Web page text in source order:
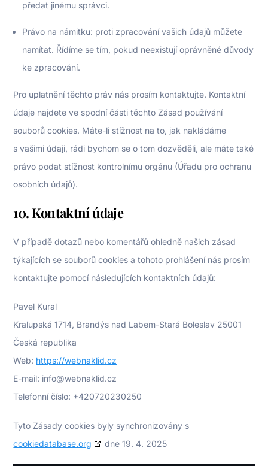
předat jinému správci.
Právo na námitku: proti zpracování vašich údajů můžete
namítat. Řídíme se tím, pokud neexistují oprávněné důvody
ke zpracování.
Pro uplatnění těchto práv nás prosím kontaktujte. Kontaktní
údaje najdete ve spodní části těchto Zásad používání
souborů cookies. Máte-li stížnost na to, jak nakládáme
s vašimi údaji, rádi bychom se o tom dozvěděli, ale máte také
právo podat stížnost kontrolnímu orgánu (Úřadu pro ochranu
osobních údajů).
10. Kontaktní údaje
V případě dotazů nebo komentářů ohledně našich zásad
týkajících se souborů cookies a tohoto prohlášení nás prosím
kontaktujte pomocí následujících kontaktních údajů:
Pavel Kural
Kralupská 1714, Brandýs nad Labem-Stará Boleslav 25001
Česká republika
Web: https://webnaklid.cz
E-mail: info@webnaklid.cz
Telefonní číslo: +420720230250
Tyto Zásady cookies byly synchronizovány s
cookiedatabase.org
dne 19. 4. 2025